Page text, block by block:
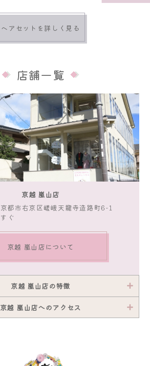
ヘアセットを詳しく見る
店舗一覧
京越 嵐山店
市右京区嵯峨天龍寺造路町6-1
ぐ
京越 嵐山店について
京越 嵐山店の特徴
京越 嵐山店へのアクセス